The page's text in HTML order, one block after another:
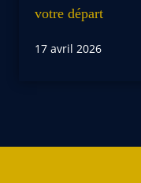
votre départ
17 avril 2026